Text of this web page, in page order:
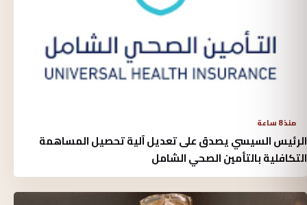
منذ 8 ساعة
الرئيس السيسي يصدق على تعديل آلية تحصيل المساهمة
التكافلية بالتأمين الصحي الشامل